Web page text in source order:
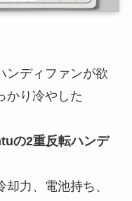
ンディファンが欲
かり冷やした
の2重反転ハンデ
力、電池持ち、